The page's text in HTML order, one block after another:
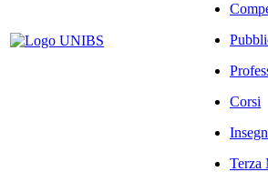
Corsi
Terza